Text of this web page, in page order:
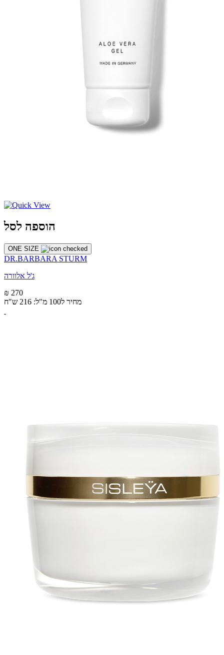
הוספה לסל
ONE SIZE
DR.BARBARA STURM
ג'ל אלוורה
₪ 270
מחיר ל100 מ"ל: 216 ש"ח